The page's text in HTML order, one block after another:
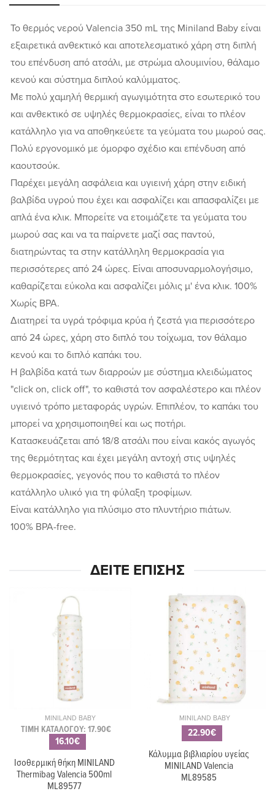
Το θερμός νερού Valencia 350 mL της Miniland Baby είναι
εξαιρετικά ανθεκτικό και αποτελεσματικό χάρη στη διπλή
του επένδυση από ατσάλι, με στρώμα αλουμινίου, θάλαμο
κενού και σύστημα διπλού καλύμματος.
Με πολύ χαμηλή θερμική αγωγιμότητα στο εσωτερικό του
και ανθεκτικό σε υψηλές θερμοκρασίες, είναι το πλέον
κατάλληλο για να αποθηκεύετε τα γεύματα του μωρού σας.
Πολύ εργονομικό με όμορφο σχέδιο και επένδυση από
καουτσούκ.
Παρέχει μεγάλη ασφάλεια και υγιεινή χάρη στην ειδική
βαλβίδα υγρού που έχει και ασφαλίζει και απασφαλίζει με
απλά ένα κλικ. Μπορείτε να ετοιμάζετε τα γεύματα του
μωρού σας και να τα παίρνετε μαζί σας παντού,
διατηρώντας τα στην κατάλληλη θερμοκρασία για
περισσότερες από 24 ώρες. Είναι αποσυναρμολογήσιμο,
καθαρίζεται εύκολα και ασφαλίζει μόλις μ' ένα κλικ. 100%
Χωρίς ΒΡΑ.
Διατηρεί τα υγρά τρόφιμα κρύα ή ζεστά για περισσότερο
από 24 ώρες, χάρη στο διπλό του τοίχωμα, τον θάλαμο
κενού και το διπλό καπάκι του.
Η βαλβίδα κατά των διαρροών με σύστημα κλειδώματος
"click on, click off", το καθιστά τον ασφαλέστερο και πλέον
υγιεινό τρόπο μεταφοράς υγρών. Επιπλέον, το καπάκι του
μπορεί να χρησιμοποιηθεί και ως ποτήρι.
Kατασκευάζεται από 18/8 ατσάλι που είναι κακός αγωγός
της θερμότητας και έχει μεγάλη αντοχή στις υψηλές
θερμοκρασίες, γεγονός που το καθιστά το πλέον
κατάλληλο υλικό για τη φύλαξη τροφίμων.
Είναι κατάλληλο για πλύσιμο στο πλυντήριο πιάτων.
100% BPA-free.
ΔΕΊΤΕ ΕΠΊΣΗΣ
MINILAND BABY
ΤΙΜΗ ΚΑΤΑΛΟΓΟΥ: 17.90€
16.10€
Ισοθερμική θήκη MINILAND
Thermibag Valencia 500ml
ML89577
MINILAND BABY
22.90€
Κάλυμμα βιβλιαρίου υγείας
MINILAND Valencia
ML89585